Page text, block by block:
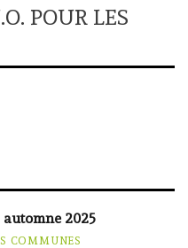
POUR LES
automne 2025
COMMUNES